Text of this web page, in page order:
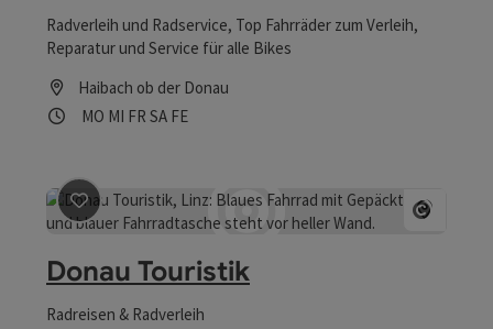
Radverleih und Radservice, Top Fahrräder zum Verleih,
Reparatur und Service für alle Bikes
Haibach ob der Donau
Öffnungszeiten
MO Montag geöffnet
MI Mittwoch geöffnet
FR Freitag geöffnet
SA Samstag geöffnet
FEFeiertag geöffnet
Beitrag merken: Donau Touristik
Donau Touristik
Radreisen & Radverleih